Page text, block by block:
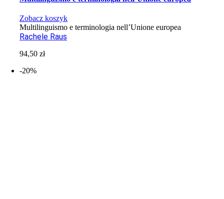
Zobacz koszyk
Multilinguismo e terminologia nell’Unione europea
Rachele Raus
94,50zł
-20%